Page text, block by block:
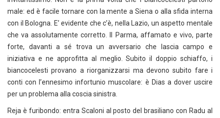
male: ed è facile tornare con la mente a Siena o alla sfida interna
con il Bologna. E’ evidente che c’è, nella Lazio, un aspetto mentale
che va assolutamente corretto. Il Parma, affamato e vivo, parte
forte, davanti a sé trova un avversario che lascia campo e
iniziativa e ne approfitta al meglio. Subito il doppio schiaffo, i
biancocelesti provano a riorganizzarsi ma devono subito fare i
conti con l’ennesimo infortunio muscolare: è Dias a dover uscire
per un problema alla coscia sinistra.
Reja è furibondo: entra Scaloni al posto del brasiliano con Radu al